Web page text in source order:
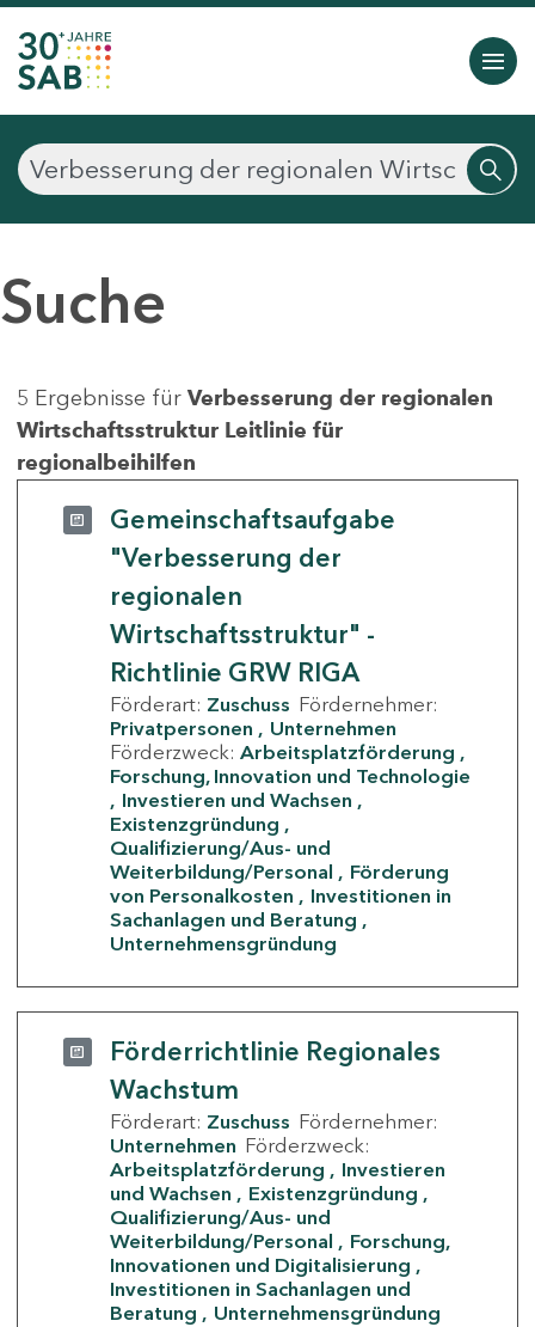
Suche
5 Ergebnisse für Verbesserung der regionalen
Wirtschaftsstruktur Leitlinie für
regionalbeihilfen
Gemeinschaftsaufgabe
"Verbesserung der
regionalen
Wirtschaftsstruktur" -
Richtlinie GRW RIGA
Förderart: Zuschuss Fördernehmer:
Privatpersonen
Unternehmen
Förderzweck: Arbeitsplatzförderung
Forschung, Innovation und Technologie
Investieren und Wachsen
Existenzgründung
Qualifizierung/Aus- und
Weiterbildung/Personal
Förderung
von Personalkosten
Investitionen in
Sachanlagen und Beratung
Unternehmensgründung
Förderrichtlinie Regionales
Wachstum
Förderart: Zuschuss Fördernehmer:
Unternehmen Förderzweck:
Arbeitsplatzförderung
Investieren
und Wachsen
Existenzgründung
Qualifizierung/Aus- und
Weiterbildung/Personal
Forschung,
Innovationen und Digitalisierung
Investitionen in Sachanlagen und
Beratung
Unternehmensgründung